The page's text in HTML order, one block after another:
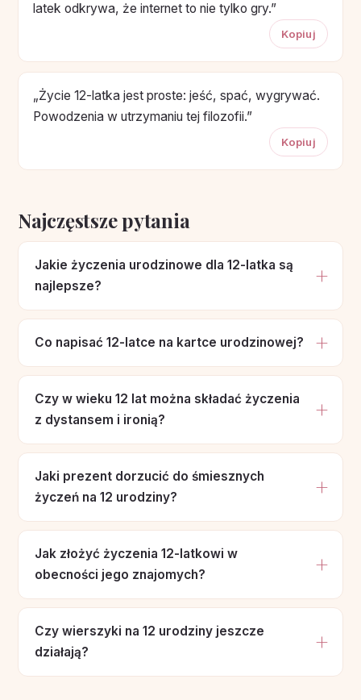
latek odkrywa, że internet to nie tylko gry.”
Kopiuj
„Życie 12-latka jest proste: jeść, spać, wygrywać.
Powodzenia w utrzymaniu tej filozofii.”
Kopiuj
Najczęstsze pytania
Jakie życzenia urodzinowe dla 12-latka są
najlepsze?
Co napisać 12-latce na kartce urodzinowej?
Czy w wieku 12 lat można składać życzenia
z dystansem i ironią?
Jaki prezent dorzucić do śmiesznych
życzeń na 12 urodziny?
Jak złożyć życzenia 12-latkowi w
obecności jego znajomych?
Czy wierszyki na 12 urodziny jeszcze
działają?